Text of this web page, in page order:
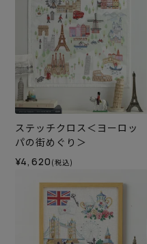
ステッチクロス＜ヨーロッ
パの街めぐり＞
¥4,620 (税込)